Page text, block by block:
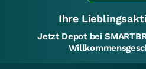
Ihre
Jetzt Depot bei